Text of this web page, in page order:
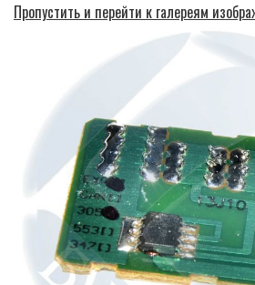
Пропустить и перейти к галереям